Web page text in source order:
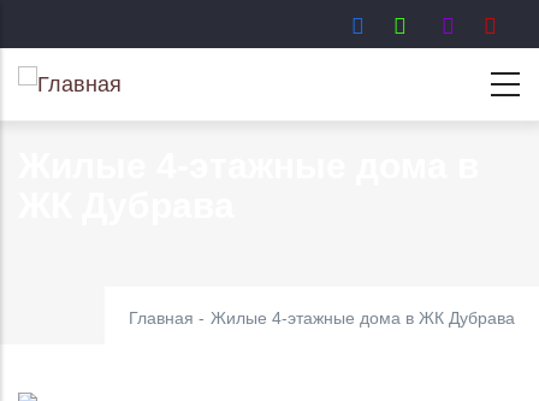
к
основному
содержанию
Главная - Жилые 4-этажные дома в ЖК Дубрава